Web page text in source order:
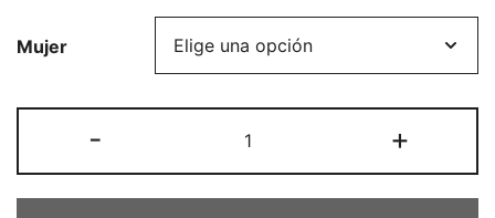
precio
original
era:
€57,50.
precio
actual
es:
€46,00.
Mujer
-
camiser
combi
+